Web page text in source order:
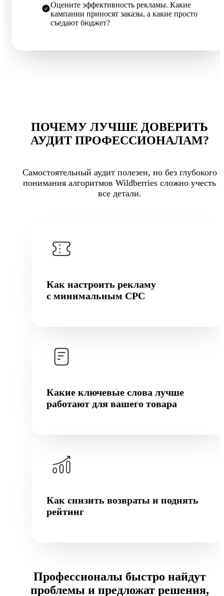
Оцените эффективность рекламы. Какие
кампании приносят заказы, а какие просто
съедают бюджет?
ПОЧЕМУ ЛУЧШЕ ДОВЕРИТЬ
АУДИТ ПРОФЕССИОНАЛАМ?
Самостоятельный аудит полезен, но без глубокого
понимания алгоритмов Wildberries сложно учесть
все детали.
Как настроить рекламу
с минимальным CPC
Какие ключевые слова лучше
работают для вашего товара
Как снизить возвраты и поднять
рейтинг
Профессионалы быстро найдут
проблемы и предложат решения,